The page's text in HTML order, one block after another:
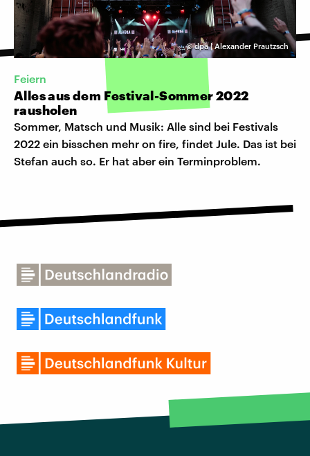
©dpa | Alexander Prautzsch
Feiern
Alles aus dem Festival-Sommer 2022
rausholen
Sommer, Matsch und Musik: Alle sind bei Festivals
2022 ein bisschen mehr on fire, findet Jule. Das ist bei
Stefan auch so. Er hat aber ein Terminproblem.